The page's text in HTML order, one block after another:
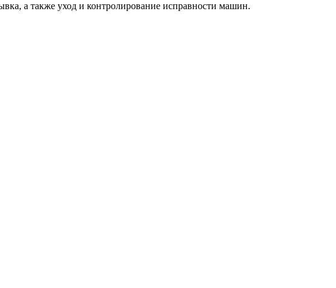
а также уход и контролирование исправности машин.